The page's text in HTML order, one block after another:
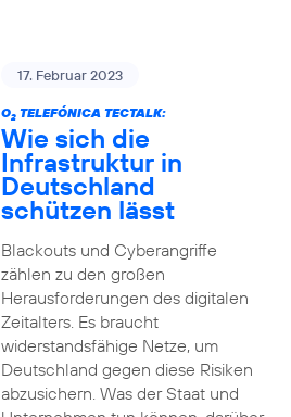
17. Februar 2023
O2TELEFÓNICA TECTALK:
Wie sich die
Infrastruktur in
Deutschland
schützen lässt
Blackouts und Cyberangriffe
zählen zu den großen
Herausforderungen des digitalen
Zeitalters. Es braucht
widerstandsfähige Netze, um
Deutschland gegen diese Risiken
abzusichern. Was der Staat und